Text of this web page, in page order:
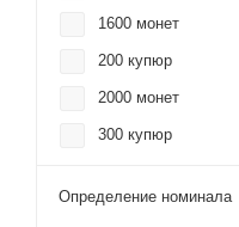
1600 монет
200 купюр
2000 монет
300 купюр
400 монет
Определение номинала